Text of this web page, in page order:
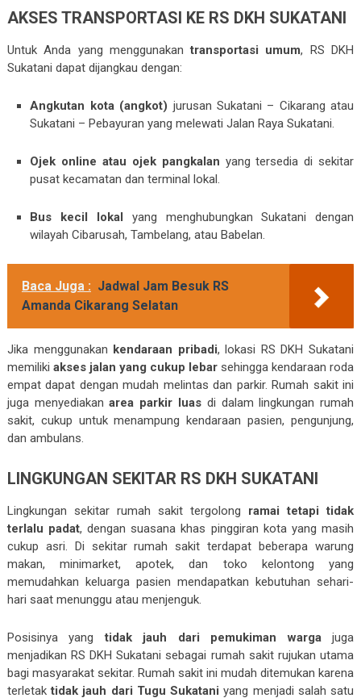
AKSES TRANSPORTASI KE RS DKH SUKATANI
Untuk Anda yang menggunakantransportasi umum, RS DKH
Sukatani dapat dijangkau dengan:
Angkutan kota (angkot) jurusan Sukatani – Cikarang atau
Sukatani – Pebayuran yang melewati Jalan Raya Sukatani.
Ojek online atau ojek pangkalan yang tersedia di sekitar
pusat kecamatan dan terminal lokal.
Bus kecil lokal yang menghubungkan Sukatani dengan
wilayah Cibarusah, Tambelang, atau Babelan.
Baca Juga : Jadwal Jam Besuk RS
Amanda Cikarang Selatan
Jika menggunakan kendaraan pribadi, lokasi RS DKH Sukatani
memiliki akses jalan yang cukup lebar sehingga kendaraan roda
empat dapat dengan mudah melintas dan parkir. Rumah sakit ini
juga menyediakanarea parkir luas di dalam lingkungan rumah
sakit, cukup untuk menampung kendaraan pasien, pengunjung,
dan ambulans.
LINGKUNGAN SEKITAR RS DKH SUKATANI
Lingkungan sekitar rumah sakit tergolong ramai tetapi tidak
terlalu padat, dengan suasana khas pinggiran kota yang masih
cukup asri. Di sekitar rumah sakit terdapat beberapa warung
makan, minimarket, apotek, dan toko kelontong yang
memudahkan keluarga pasien mendapatkan kebutuhan sehari-
hari saat menunggu atau menjenguk.
Posisinya yangtidak jauh dari pemukiman wargajuga
menjadikan RS DKH Sukatani sebagai rumah sakit rujukan utama
bagi masyarakat sekitar. Rumah sakit ini mudah ditemukan karena
terletaktidak jauh dari Tugu Sukatani yang menjadi salah satu